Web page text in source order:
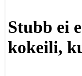
Stubb ei
kokeili,